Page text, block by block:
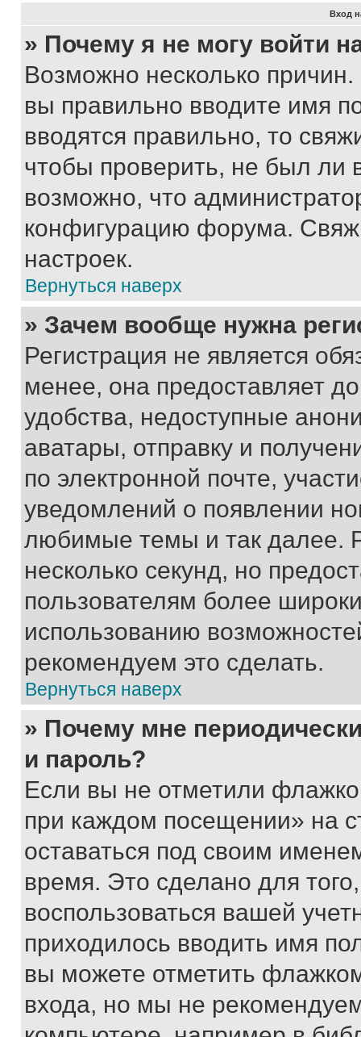
Вход
» Почему я не могу войти
Возможно несколько
вы правильно вводите имя
вводятся правильно, то
чтобы проверить, не был ли
возможно, что
конфигурацию форума.
настроек.
Вернуться наверх
» Зачем вообще нужна
Регистрация не является
менее, она предоставляет
удобства, недоступные
аватары, отправку и
по электронной почте,
уведомлений о появлении
любимые темы и так далее.
несколько секунд, но
пользователям более
использованию
рекомендуем это сделать.
Вернуться наверх
» Почему мне
и пароль?
Если вы не отметили
при каждом посещении» на
оставаться под своим
время. Это сделано для
воспользоваться вашей
приходилось вводить имя
вы можете отметить
входа, но мы не